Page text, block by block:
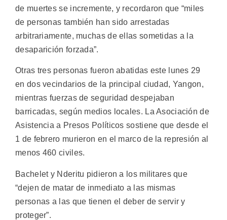
de muertes se incremente, y recordaron que “miles
de personas también han sido arrestadas
arbitrariamente, muchas de ellas sometidas a la
desaparición forzada”.
Otras tres personas fueron abatidas este lunes 29
en dos vecindarios de la principal ciudad, Yangon,
mientras fuerzas de seguridad despejaban
barricadas, según medios locales. La Asociación de
Asistencia a Presos Políticos sostiene que desde el
1 de febrero murieron en el marco de la represión al
menos 460 civiles.
Bachelet y Nderitu pidieron a los militares que
“dejen de matar de inmediato a las mismas
personas a las que tienen el deber de servir y
proteger”.